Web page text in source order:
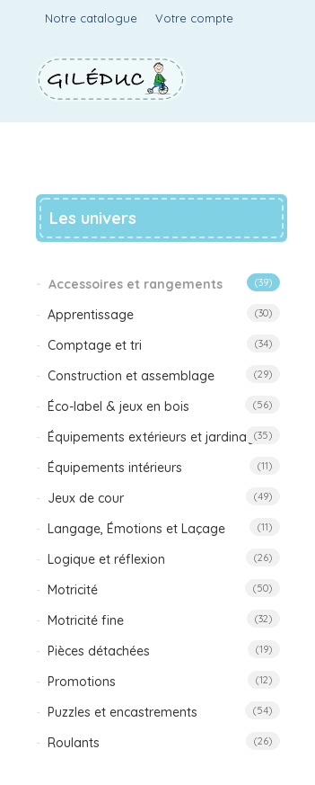
Notre catalogue Votre compte
Les univers
Accessoires et rangements (39)
Apprentissage (30)
Comptage et tri (34)
Construction et assemblage (29)
Éco-label & jeux en bois (56)
Équipements extérieurs et jardinage(35)
Équipements intérieurs (11)
Jeux de cour (49)
Langage, Émotions et Laçage (11)
Logique et réflexion (26)
Motricité (50)
Motricité fine (32)
Pièces détachées (19)
Promotions (12)
Puzzles et encastrements (54)
Roulants (26)